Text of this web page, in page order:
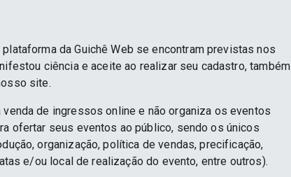
da Guichê Web se encontram previstas nos
ciência e aceite ao realizar seu cadastro, também
site.
de ingressos online e não organiza os eventos
ofertar seus eventos ao público, sendo os únicos
organização, política de vendas, precificação,
e/ou local de realização do evento, entre outros).